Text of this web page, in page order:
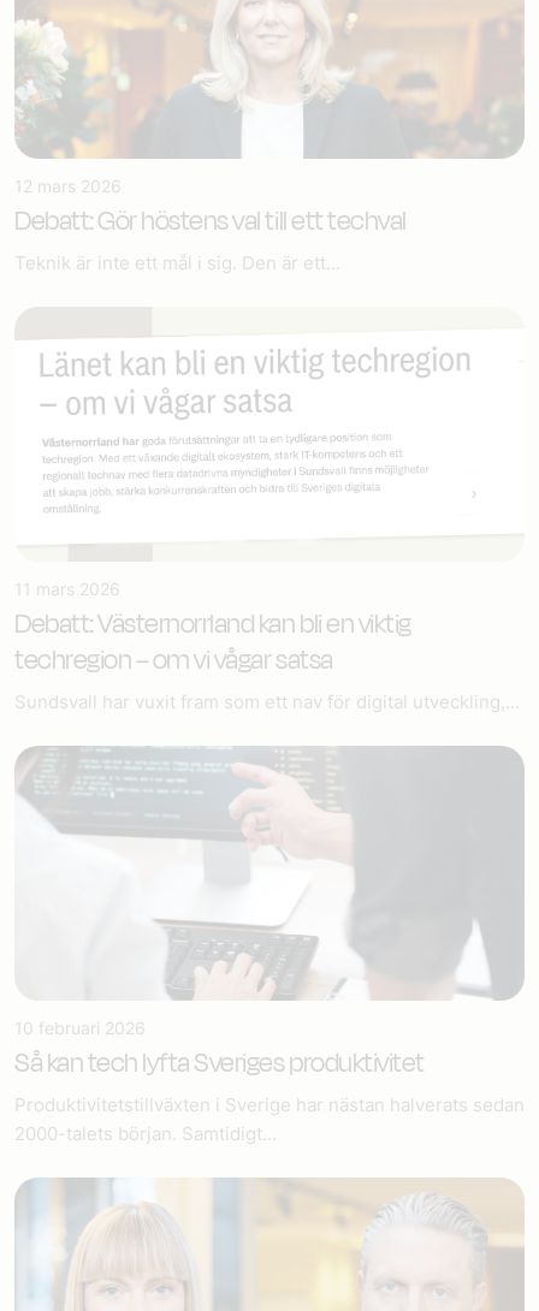
12 mars 2026
Debatt: Gör höstens val till ett techval
Teknik är inte ett mål i sig. Den är ett...
11 mars 2026
Debatt: Västernorrland kan bli en viktig
techregion – om vi vågar satsa
Sundsvall har vuxit fram som ett nav för digital utveckling,...
10 februari 2026
Så kan tech lyfta Sveriges produktivitet
Produktivitetstillväxten i Sverige har nästan halverats sedan
2000-talets början. Samtidigt...